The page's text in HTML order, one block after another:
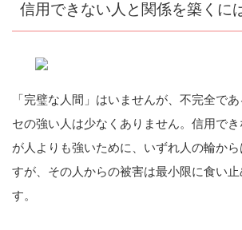
信用できない人と関係を築くに
「完璧な人間」はいませんが、不完全で
セの強い人は少なくありません。信用で
が人よりも強いために、いずれ人の輪か
すが、その人からの被害は最小限に食い
す。